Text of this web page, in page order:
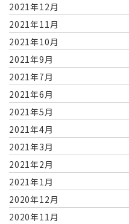
2021年12月
2021年11月
2021年10月
2021年9月
2021年7月
2021年6月
2021年5月
2021年4月
2021年3月
2021年2月
2021年1月
2020年12月
2020年11月